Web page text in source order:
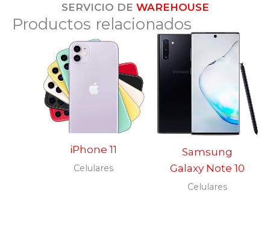
SERVICIO DE WAREHOUSE
Productos relacionados
iPhone 11
Celulares
Samsung
Galaxy Note 10
Celulares